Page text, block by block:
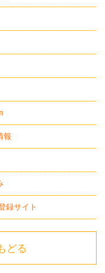
報
録サイト
どる